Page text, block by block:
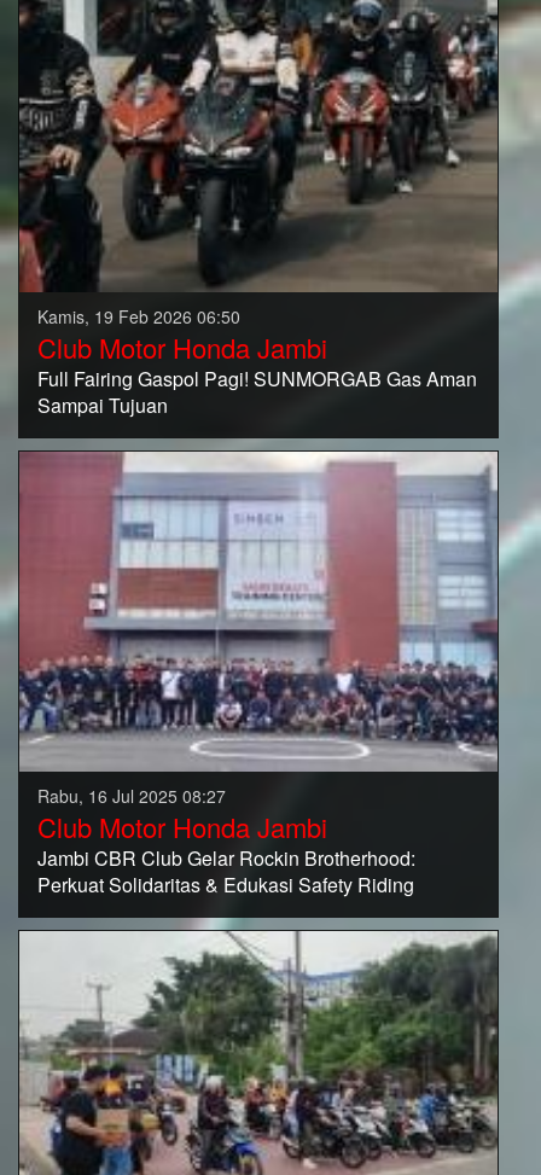
Kamis, 19 Feb 2026 06:50
Club Motor Honda Jambi
Full Fairing Gaspol Pagi! SUNMORGAB Gas Aman
Sampai Tujuan
Rabu, 16 Jul 2025 08:27
Club Motor Honda Jambi
Jambi CBR Club Gelar Rockin Brotherhood:
Perkuat Solidaritas & Edukasi Safety Riding